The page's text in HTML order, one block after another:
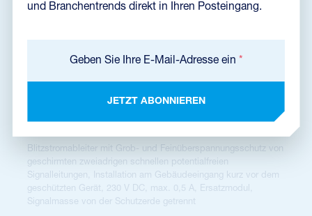
A06538 D1, C2
Blitzstromableiter mit Grob- und Feinüberspannungsschutz von
geschirmten zweiadrigen schnellen potentialfreien
Signalleitungen, Installation am Gebäudeeingang kurz vor dem
geschützten Gerät, 230 V DC, max. 0,5 A, Ersatzmodul,
Signalmasse von der Schutzerde getrennt
und Branchentrends direkt in Ihren Posteingang.
Geben Sie Ihre E-Mail-Adresse ein *
JETZT ABONNIEREN